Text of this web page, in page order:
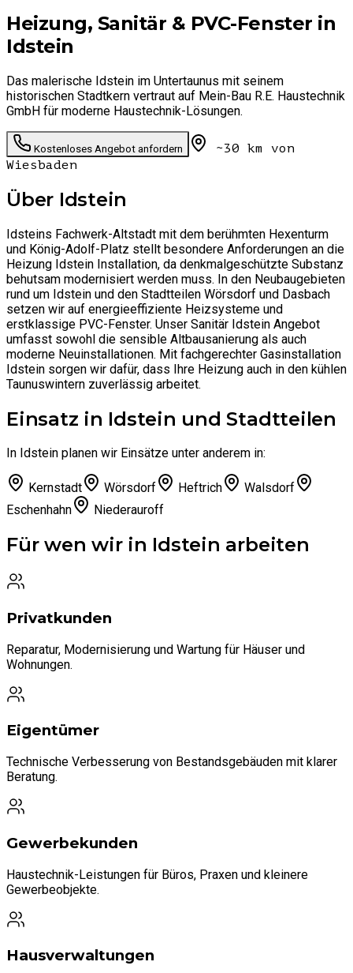
Heizung, Sanitär & PVC-Fenster in
Idstein
Das malerische Idstein im Untertaunus mit seinem
historischen Stadtkern vertraut auf Mein-Bau R.E. Haustechnik
GmbH für moderne Haustechnik-Lösungen.
Kostenloses Angebot anfordern ~30 km
von
Wiesbaden
Über Idstein
Idsteins Fachwerk-Altstadt mit dem berühmten Hexenturm
und König-Adolf-Platz stellt besondere Anforderungen an die
Heizung Idstein Installation, da denkmalgeschützte Substanz
behutsam modernisiert werden muss. In den Neubaugebieten
rund um Idstein und den Stadtteilen Wörsdorf und Dasbach
setzen wir auf energieeffiziente Heizsysteme und
erstklassige PVC-Fenster. Unser Sanitär Idstein Angebot
umfasst sowohl die sensible Altbausanierung als auch
moderne Neuinstallationen. Mit fachgerechter Gasinstallation
Idstein sorgen wir dafür, dass Ihre Heizung auch in den kühlen
Taunuswintern zuverlässig arbeitet.
Einsatz in Idstein und Stadtteilen
In Idstein planen wir Einsätze unter anderem in:
Kernstadt Wörsdorf Heftrich
Walsdorf
Eschenhahn
Niederauroff
Für wen wir in Idstein arbeiten
Privatkunden
Reparatur, Modernisierung und Wartung für Häuser und
Wohnungen.
Eigentümer
Technische Verbesserung von Bestandsgebäuden mit klarer
Beratung.
Gewerbekunden
Haustechnik-Leistungen für Büros, Praxen und kleinere
Gewerbeobjekte.
Hausverwaltungen